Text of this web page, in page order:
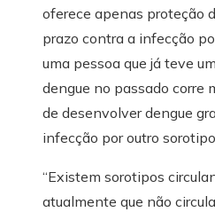
oferece apenas proteção
prazo contra a infecção
uma pessoa que já teve
dengue no passado corre
de desenvolver dengue
infecção por outro
“Existem sorotipos
atualmente que não